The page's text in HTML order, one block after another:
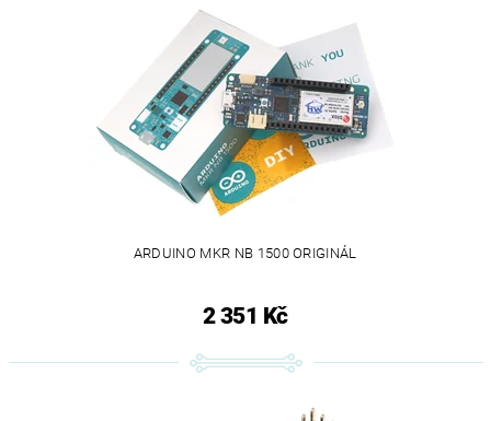
ARDUINO MKR NB 1500 ORIGINÁL
2 351 Kč